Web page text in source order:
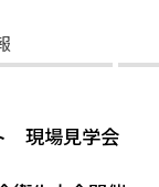
現場見学会